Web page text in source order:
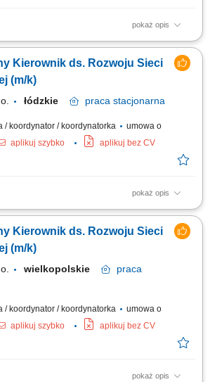
pokaż opis
pozyskiwanie nowych dealerów i rozwój sieci
relacji z obecnymi partnerami handlowymi,
sprzedażowych i budżetowych, prowadzenie
Kierownik ds. Rozwoju Sieci
(m/k)
łódzkie praca stacjonarna
/ koordynator / koordynatorka
umowa o
aplikuj szybko aplikuj bez CV
pokaż opis
pozyskiwanie nowych dealerów i rozwój sieci
relacji z obecnymi partnerami handlowymi,
sprzedażowych i budżetowych, prowadzenie
Kierownik ds. Rozwoju Sieci
(m/k)
wielkopolskie
praca
/ koordynator / koordynatorka
umowa o
aplikuj szybko aplikuj bez CV
pokaż opis